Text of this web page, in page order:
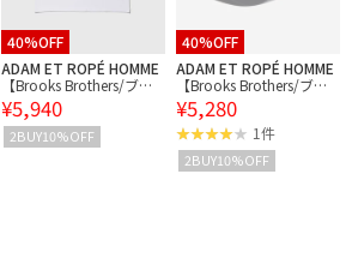
40%OFF
ADAM ET ROPÉ HOMME
【Brooks Brothers/ブル
ックスブラザーズ】BB E
MB SS TEE
¥5,940
2BUY10%OFF
40%OFF
ADAM ET ROPÉ HOMME
【Brooks Brothers/ブル
ックスブラザーズ】BASE
BALLCAP GF CTN TWILL
¥5,280
1件
2BUY10%OFF